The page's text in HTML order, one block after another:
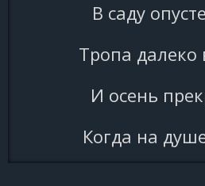
В саду
Тропа далеко
И осень
Когда на